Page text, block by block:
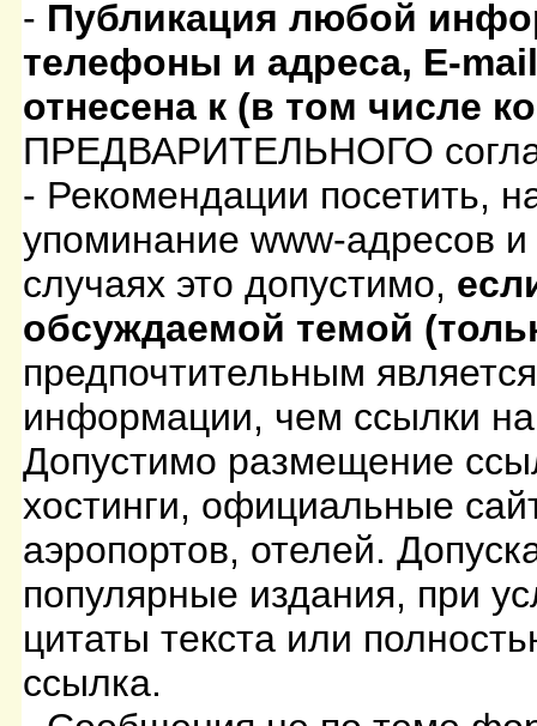
- Публикация любой
телефоны и адреса, E-
отнесена к (в том числе
ПРЕДВАРИТЕЛЬНОГО
- Рекомендации посетить,
упоминание www-адресов
случаях это допустимо,
обсуждаемой темой
предпочтительным
информации, чем ссылки
Допустимо размещение
хостинги, официальные
аэропортов, отелей.
популярные издания, при
цитаты текста или
ссылка.